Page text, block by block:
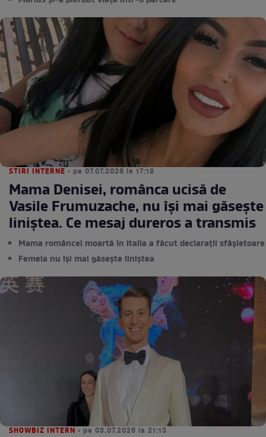
STIRI INTERNE • pe 07.07.2026 la 17:19
Mama Denisei, românca ucisă de
Vasile Frumuzache, nu își mai găsește
liniștea. Ce mesaj dureros a transmis
Mama româncei moartă în Italia a făcut declarații sfâșietoare
Femeia nu își mai găsește liniștea
SHOWBIZ INTERN • pe 03.07.2026 la 21:15